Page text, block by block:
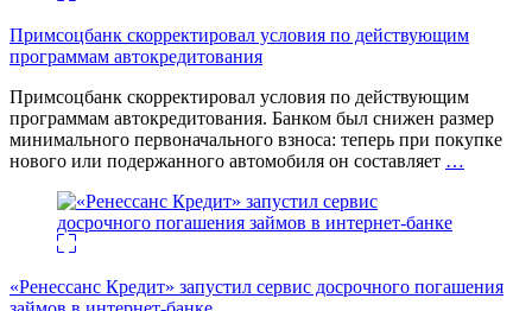
Примсоцбанк скорректировал условия по действующим
программам автокредитования
Примсоцбанк скорректировал условия по действующим
программам автокредитования. Банком был снижен размер
минимального первоначального взноса: теперь при покупке
нового или подержанного автомобиля он составляет …
«Ренессанс Кредит» запустил сервис досрочного погашения